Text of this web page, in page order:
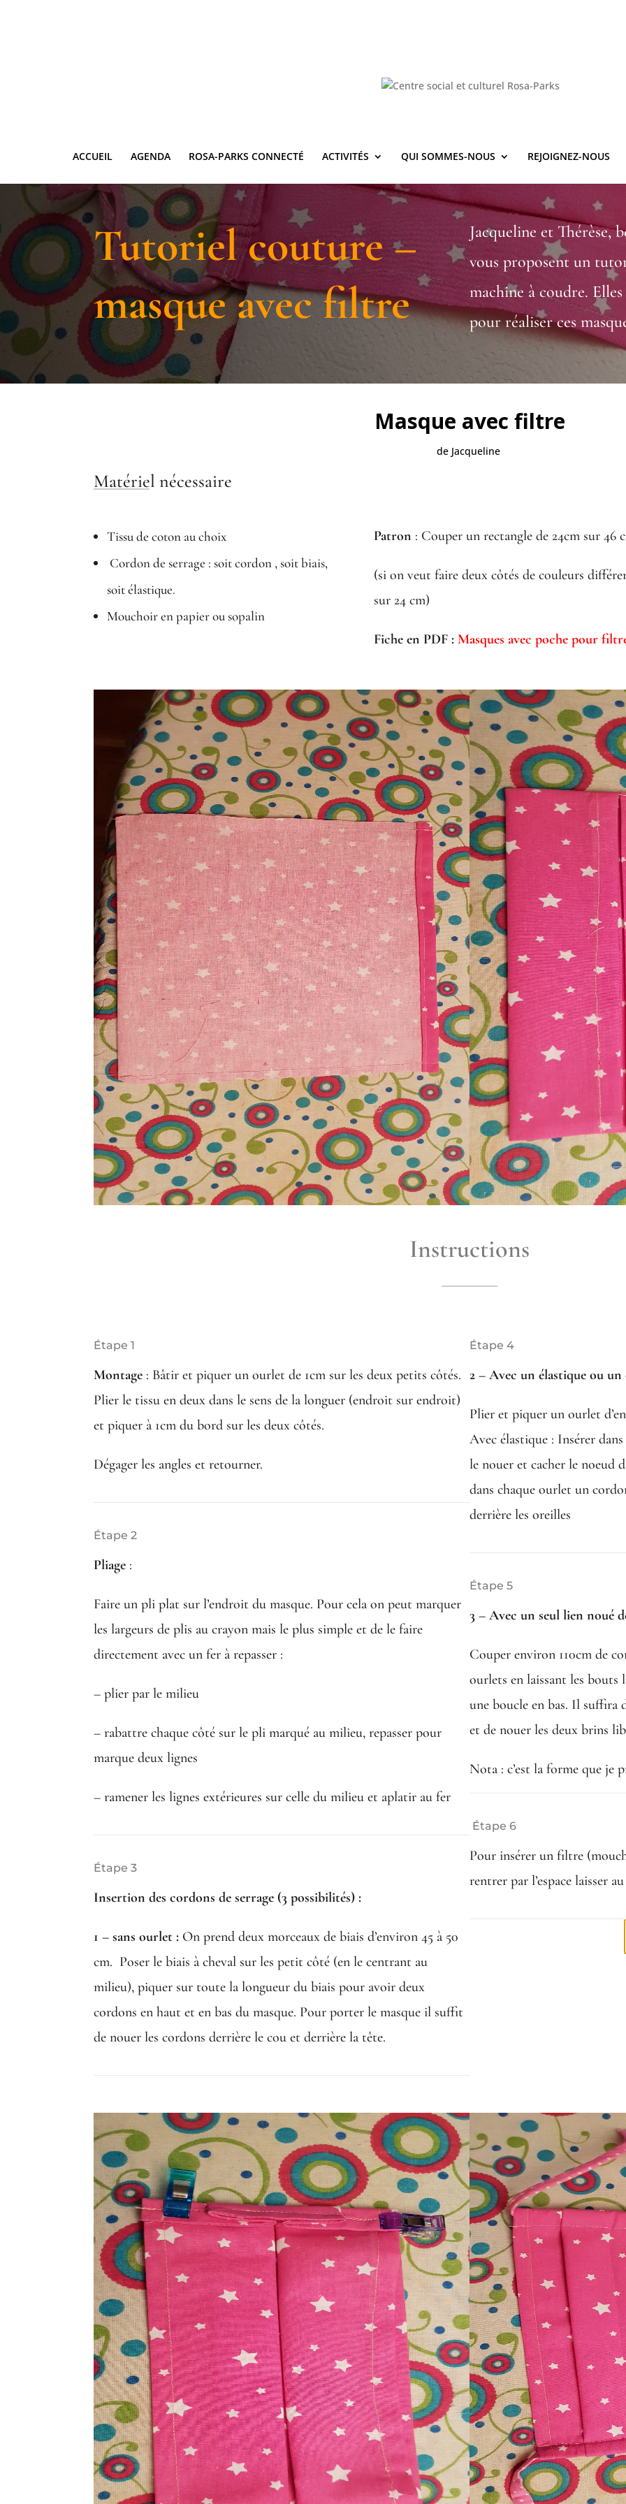
ACCUEIL AGENDA ROSA-PARKS CONNECTÉ ACTIVITÉS QUI SOMMES-NOUS REJOIGNEZ-NOUS
Tutoriel couture –
masque avec filtre
Jacqueline et Thérèse,
vous proposent un
machine à coudre.
pour réaliser ces
Masque avec filtre
de Jacqueline
Matériel nécessaire
Tissu de coton au choix
Cordon de serrage : soit cordon , soit biais,
soit élastique.
Mouchoir en papier ou sopalin
Patron : Couper un rectangle de 24cm sur 46
(si on veut faire deux côtés de couleurs
sur 24 cm)
Fiche en PDF : Masques avec poche pour
Instructions
Étape 1
Montage : Bâtir et piquer un ourlet de 1cm sur les deux petits côtés.
Plier le tissu en deux dans le sens de la longuer (endroit sur endroit)
et piquer à 1cm du bord sur les deux côtés.
Dégager les angles et retourner.
Étape 2
Pliage :
Faire un pli plat sur l’endroit du masque. Pour cela on peut marquer
les largeurs de plis au crayon mais le plus simple et de le faire
directement avec un fer à repasser :
– plier par le milieu
– rabattre chaque côté sur le pli marqué au milieu, repasser pour
marque deux lignes
– ramener les lignes extérieures sur celle du milieu et aplatir au fer
Étape 3
Insertion des cordons de serrage (3 possibilités) :
1 – sans ourlet : On prend deux morceaux de biais d’environ 45 à 50
cm. Poser le biais à cheval sur les petit côté (en le centrant au
milieu), piquer sur toute la longueur du biais pour avoir deux
cordons en haut et en bas du masque. Pour porter le masque il suffit
de nouer les cordons derrière le cou et derrière la tête.
Étape 4
2 – Avec un élastique ou
Plier et piquer un ourlet
Avec élastique : Insérer
le nouer et cacher le noeud
dans chaque ourlet un
derrière les oreilles
Étape 5
3 – Avec un seul lien noué
Couper environ 110cm de
ourlets en laissant les bouts
une boucle en bas. Il suffira
et de nouer les deux brins
Nota : c’est la forme que je
Étape 6
Pour insérer un filtre
rentrer par l’espace laisser